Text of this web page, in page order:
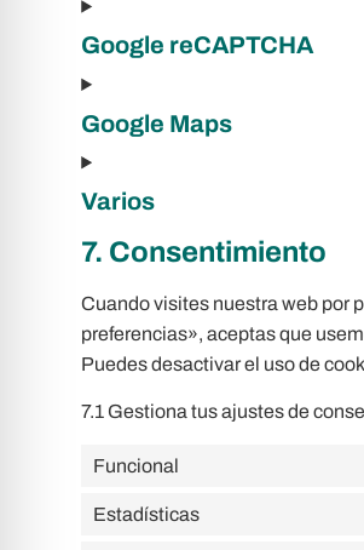
Google reCAPTCHA
Google Maps
Varios
7. Consentimiento
Cuando visites nuestra web por
preferencias», aceptas que
Puedes desactivar el uso de
7.1 Gestiona tus ajustes de
Funcional
Estadísticas